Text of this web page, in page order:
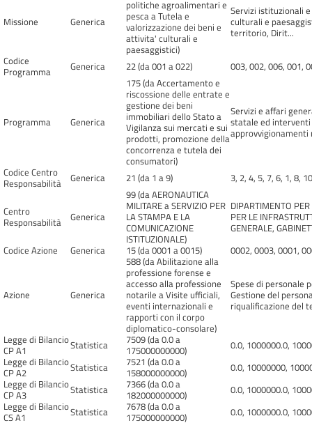
Missione Generica
politiche agroalimentari e
pesca a Tutela e
valorizzazione dei beni e
attivita' culturali e
paesaggistici)
Servizi istituzionali
culturali e
territorio, Dirit...
Codice
Programma
Generica 22 (da 001 a 022) 003, 002, 006, 001,
Programma Generica
175 (da Accertamento e
riscossione delle entrate e
gestione dei beni
immobiliari dello Stato a
Vigilanza sui mercati e sui
prodotti, promozione della
concorrenza e tutela dei
consumatori)
Servizi e affari
statale ed interventi
approvvigionamenti
Codice Centro
Responsabilità
Generica 21 (da 1 a 9) 3, 2, 4, 5, 7, 6, 1, 8,
Centro
Responsabilità
Generica
99 (da AERONAUTICA
MILITARE a SERVIZIO PER
LA STAMPA E LA
COMUNICAZIONE
ISTITUZIONALE)
DIPARTIMENTO
PER LE
GENERALE,
Codice Azione
Generica 15 (da 0001 a 0015) 0002, 0003, 0001,
Azione Generica
588 (da Abilitazione alla
professione forense e
accesso alla professione
notarile a Visite ufficiali,
eventi internazionali e
rapporti con il corpo
diplomatico-consolare)
Spese di personale
Gestione del
riqualificazione del
Legge di Bilancio
CP A1
Statistica
7509 (da 0.0 a
175000000000)
0.0, 1000000.0,
Legge di Bilancio
CP A2
Statistica
7521 (da 0.0 a
158000000000)
0.0, 10000000,
Legge di Bilancio
CP A3
Statistica
7366 (da 0.0 a
182000000000)
0.0, 1000000.0,
Legge di Bilancio
CS A1
Statistica
7678 (da 0.0 a
175000000000)
0.0, 1000000.0,